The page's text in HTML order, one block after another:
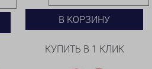
В КОРЗИНУ
КУПИТЬ В 1 КЛИК